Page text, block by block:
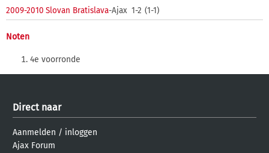
2009-2010 Slovan Bratislava-Ajax 1-2 (1-1)
Noten
4e voorronde
Direct naar
Aanmelden / inloggen
Ajax Forum